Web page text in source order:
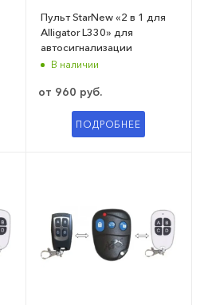
Пульт StarNew «2 в 1 для
Alligator L330» для
автосигнализации
В наличии
от 960 руб.
ПОДРОБНЕЕ